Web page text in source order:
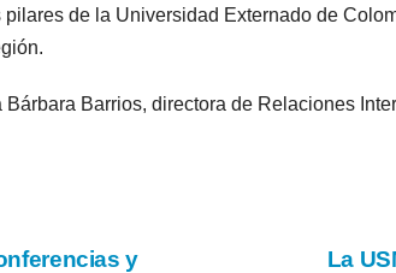
de la Universidad Externado de
Barrios, directora de Relaciones
La
y